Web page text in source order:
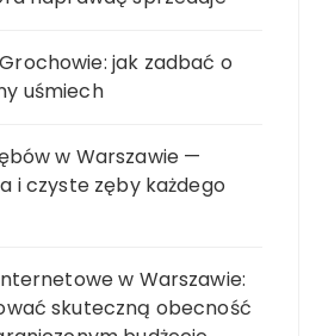
jak zadbać o
uśmiech
w Warszawie —
i czyste zęby każdego
w Warszawie:
skuteczną obecność